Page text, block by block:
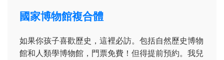
國家博物館複合體
如果你孩子喜歡歷史，這裡必訪。包括自然歷史博物
館和人類學博物館，門票免費！但得提前預約。我兒